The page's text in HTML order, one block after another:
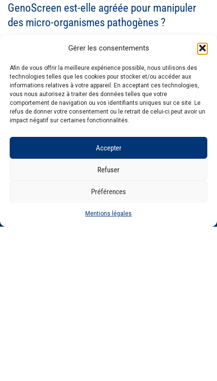
Gérer les consentements
Afin de vous offrir la meilleure expérience possible, nous utilisons des
technologies telles que les cookies pour stocker et/ou accéder aux
informations relatives à votre appareil. En acceptant ces technologies,
vous nous autorisez à traiter des données telles que votre
comportement de navigation ou vos identifiants uniques sur ce site. Le
refus de donner votre consentement ou le retrait de celui-ci peut avoir un
impact négatif sur certaines fonctionnalités.
Accepter
Refuser
Préférences
Mentions légales
GenoScreen est-elle agréée pour manipuler
des micro-organismes pathogènes ?
Oui, GenoScreen dispose d’une autorisation MOT délivrée
par l’ANSM, lui permettant de détenir, utiliser et échanger
des micro-organismes et toxines hautement pathogènes
dans des conditions strictement contrôlées.
Les services de GenoScreen sont-ils adaptés
aux essais cliniques ?
Oui, GenoScreen suit les Bonnes Pratiques de Laboratoire
Clinique (GCLP) pour garantir la qualité, l’intégrité et la
traçabilité des analyses réalisées dans le cadre d’essais